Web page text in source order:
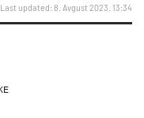
Last updated: 8. Avgust 2023. 13:34